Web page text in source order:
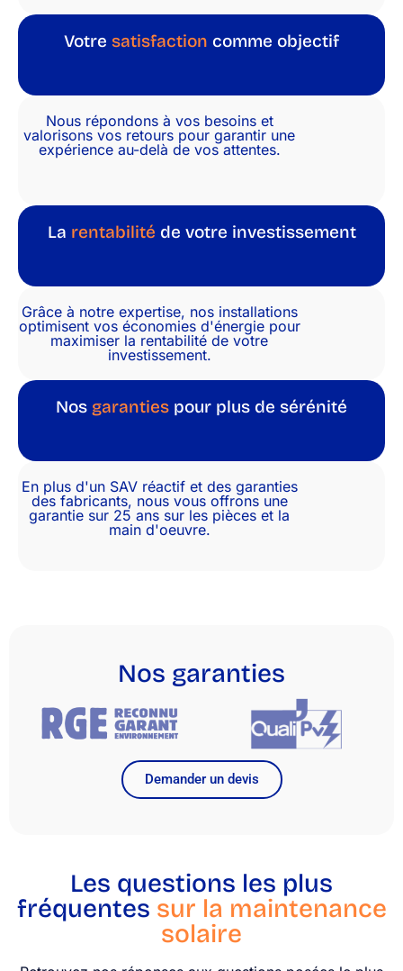
Votre satisfaction comme objectif
Nous répondons à vos besoins et
valorisons vos retours pour garantir une
expérience au-delà de vos attentes.
La rentabilité de votre investissement
Grâce à notre expertise, nos installations
optimisent vos économies d'énergie pour
maximiser la rentabilité de votre
investissement.
Nos garanties pour plus de sérénité
En plus d'un SAV réactif et des garanties
des fabricants, nous vous offrons une
garantie sur 25 ans sur les pièces et la
main d'oeuvre.
Nos garanties
Demander un devis
Les questions les plus
fréquentes sur la maintenance
solaire